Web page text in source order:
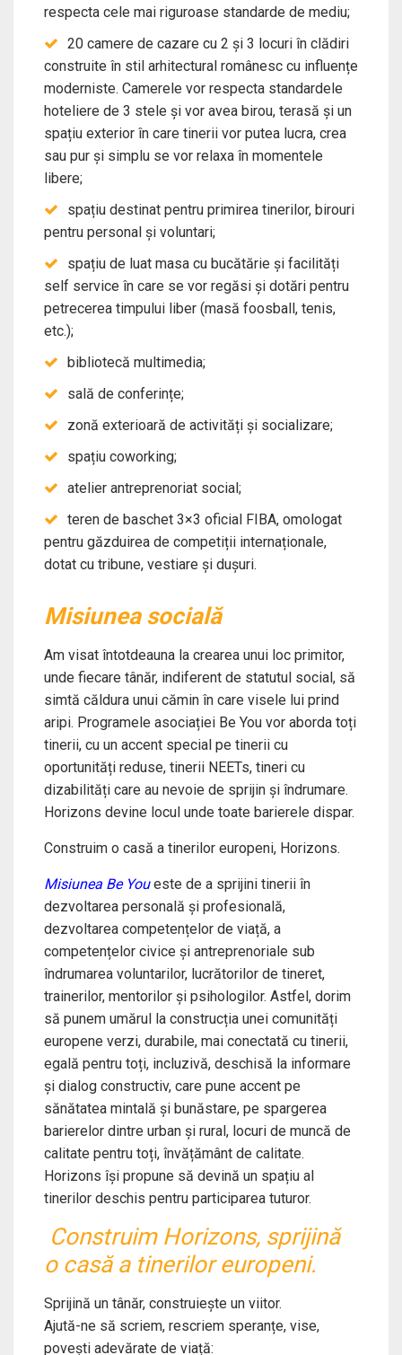
respecta cele mai riguroase standarde de mediu;
20 camere de cazare cu 2 și 3 locuri în clădiri
construite în stil arhitectural românesc cu influențe
moderniste. Camerele vor respecta standardele
hoteliere de 3 stele și vor avea birou, terasă și un
spațiu exterior în care tinerii vor putea lucra, crea
sau pur și simplu se vor relaxa în momentele
libere;
spațiu destinat pentru primirea tinerilor, birouri
pentru personal și voluntari;
spațiu de luat masa cu bucătărie și facilități
self service în care se vor regăsi și dotări pentru
petrecerea timpului liber (masă foosball, tenis,
etc.);
bibliotecă multimedia;
sală de conferințe;
zonă exterioară de activități și socializare;
spațiu coworking;
atelier antreprenoriat social;
teren de baschet 3×3 oficial FIBA, omologat
pentru găzduirea de competiții internaționale,
dotat cu tribune, vestiare și dușuri.
Misiunea socială
Am visat întotdeauna la crearea unui loc primitor,
unde fiecare tânăr, indiferent de statutul social, să
simtă căldura unui cămin în care visele lui prind
aripi. Programele asociației Be You vor aborda toți
tinerii, cu un accent special pe tinerii cu
oportunități reduse, tinerii NEETs, tineri cu
dizabilități care au nevoie de sprijin și îndrumare.
Horizons devine locul unde toate barierele dispar.
Construim o casă a tinerilor europeni, Horizons.
Misiunea Be Youeste de a sprijini tinerii în
dezvoltarea personală și profesională,
dezvoltarea competențelor de viață, a
competențelor civice și antreprenoriale sub
îndrumarea voluntarilor, lucrătorilor de tineret,
trainerilor, mentorilor și psihologilor. Astfel, dorim
să punem umărul la construcția unei comunități
europene verzi, durabile, mai conectată cu tinerii,
egală pentru toți, incluzivă, deschisă la informare
și dialog constructiv, care pune accent pe
sănătatea mintală și bunăstare, pe spargerea
barierelor dintre urban și rural, locuri de muncă de
calitate pentru toți, învățământ de calitate.
Horizons își propune să devină un spațiu al
tinerilor deschis pentru participarea tuturor.
Construim Horizons, sprijină
o casă a tinerilor europeni.
Sprijină un tânăr, construiește un viitor.
Ajută-ne să scriem, rescriem speranțe, vise,
povești adevărate de viață: